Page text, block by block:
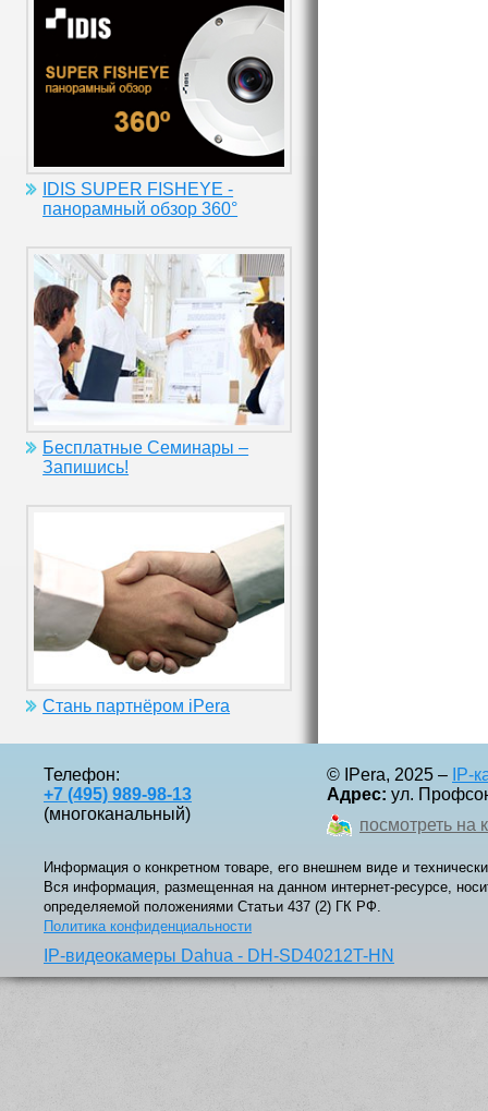
IDIS SUPER FISHEYE -
панорамный обзор 360°
Бесплатные Семинары –
Запишись!
Стань партнёром iPera
Телефон:
+7 (495) 989-98-13
(многоканальный)
© IPera, 2025 – IP-
Адрес: ул.
посмотреть на
Информация о конкретном товаре, его внешнем виде и
Вся информация, размещенная на данном интернет-ресурсе,
определяемой положениями Статьи 437 (2) ГК РФ.
Политика конфиденциальности
IP-видеокамеры Dahua - DH-SD40212T-HN